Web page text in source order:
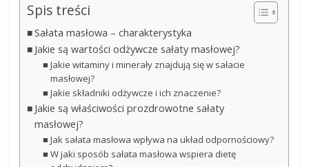
Spis treści
Sałata masłowa – charakterystyka
Jakie są wartości odżywcze sałaty masłowej?
Jakie witaminy i minerały znajdują się w sałacie
masłowej?
Jakie składniki odżywcze i ich znaczenie?
Jakie są właściwości prozdrowotne sałaty
masłowej?
Jak sałata masłowa wpływa na układ odpornościowy?
W jaki sposób sałata masłowa wspiera dietę